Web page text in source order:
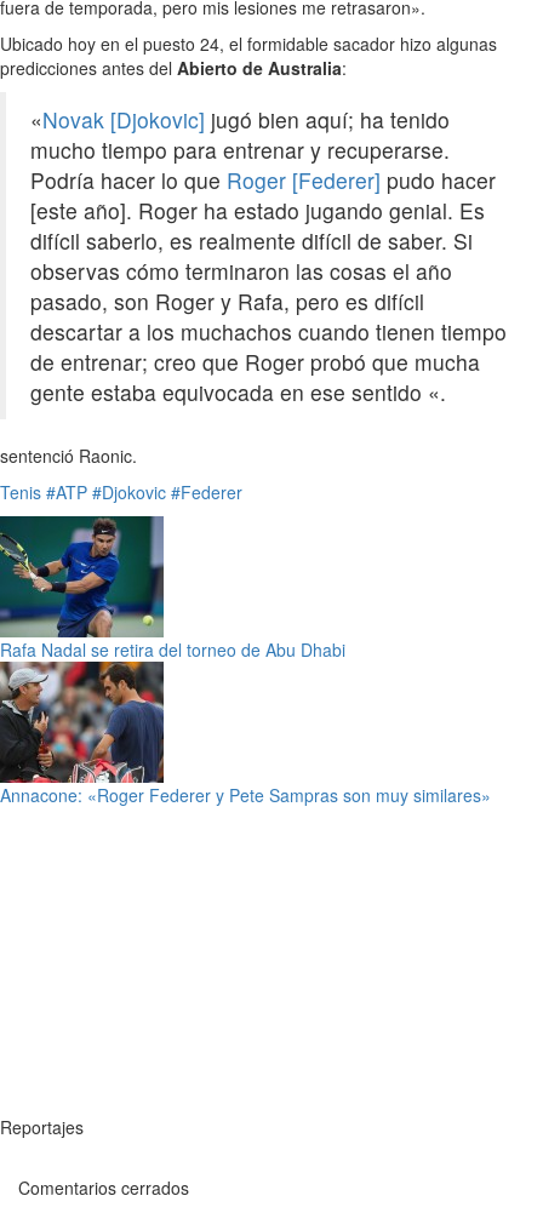
fuera de temporada, pero mis lesiones me retrasaron».
Ubicado hoy en el puesto 24, el formidable sacador hizo algunas
predicciones antes del Abierto de Australia:
«Novak [Djokovic] jugó bien aquí; ha tenido
mucho tiempo para entrenar y recuperarse.
Podría hacer lo que Roger [Federer] pudo hacer
[este año]. Roger ha estado jugando genial. Es
difícil saberlo, es realmente difícil de saber. Si
observas cómo terminaron las cosas el año
pasado, son Roger y Rafa, pero es difícil
descartar a los muchachos cuando tienen tiempo
de entrenar; creo que Roger probó que mucha
gente estaba equivocada en ese sentido «.
sentenció Raonic.
Tenis #ATP #Djokovic #Federer
Rafa Nadal se retira del torneo de Abu Dhabi
Annacone: «Roger Federer y Pete Sampras son muy similares»
Reportajes
Comentarios cerrados